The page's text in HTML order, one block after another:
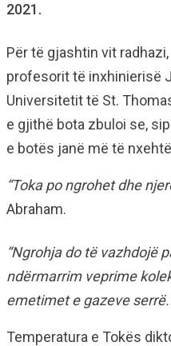
2021.
Për të gjashtin vit radhazi,
profesorit të inxhinierisë
Universitetit të St.
e gjithë bota zbuloi se,
e botës janë më të
“Toka po ngrohet dhe
Abraham.
“Ngrohja do të vazhdojë
ndërmarrim veprime
emetimet e gazeve
Temperatura e Tokës